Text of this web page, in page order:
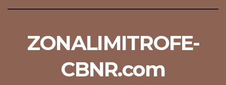
ZONALIMITROFE-
CBNR.com